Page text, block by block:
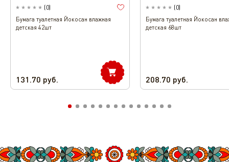
(0)
Бумага туалетная Йокосан влажная
детская 42шт
131.70 руб.
(0)
Бумага туалетная Йокосан
детская 68шт
208.70 руб.